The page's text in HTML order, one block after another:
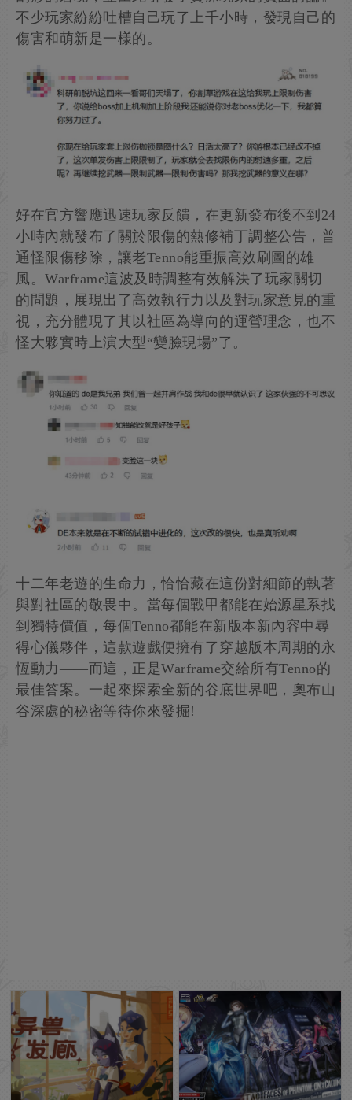
不少玩家紛紛吐槽自己玩了上千小時，發現自己的
傷害和萌新是一樣的。
好在官方響應迅速玩家反饋，在更新發布後不到24
小時內就發布了關於限傷的熱修補丁調整公告，普
通怪限傷移除，讓老Tenno能重振高效刷圖的雄
風。Warframe這波及時調整有效解決了玩家關切
的問題，展現出了高效執行力以及對玩家意見的重
視，充分體現了其以社區為導向的運營理念，也不
怪大夥實時上演大型“變臉現場”了。
十二年老遊的生命力，恰恰藏在這份對細節的執著
與對社區的敬畏中。當每個戰甲都能在始源星系找
到獨特價值，每個Tenno都能在新版本新內容中尋
得心儀夥伴，這款遊戲便擁有了穿越版本周期的永
恆動力——而這，正是Warframe交給所有Tenno的
最佳答案。一起來探索全新的谷底世界吧，奧布山
谷深處的秘密等待你來發掘!